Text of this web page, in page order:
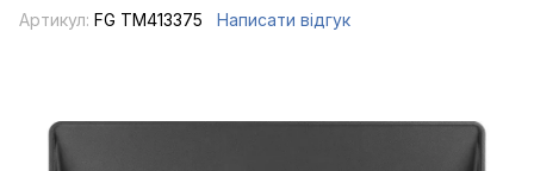
Артикул: FG TM413375 Написати відгук